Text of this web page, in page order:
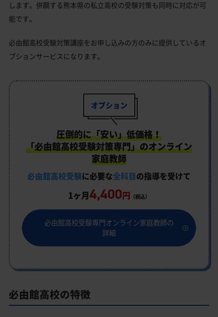
します。併願する熊本県の私立高校の受験対策も同時に対応が可
能です。
必由館高校受験対策講座をお申し込みの方のみに提供しているオ
プションサービスになります。
オプション
圧倒的に「安い」低価格！
「必由館高校受験対策専門」のオンライン
家庭教師
必由館高校受験に必要な全科目の指導を受けて
1ヶ月4,400円 （税込）
必由館高校受験専門オンライン家庭教師の
詳細
必由館高校の特徴